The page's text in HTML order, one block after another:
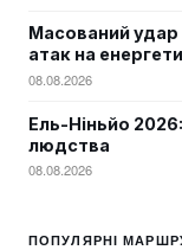
Масований удар
атак на
08.08.2026
Ель-Ніньйо
людства
08.08.2026
ПОПУЛЯРНІ